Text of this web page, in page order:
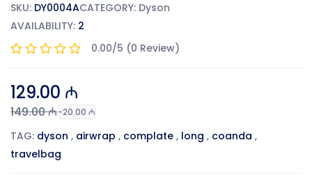
SKU: DY0004ACATEGORY: Dyson
AVAILABILITY: 2
0.00/5 (0 Review)
129.00 ₼
149.00 ₼-20.00 ₼
TAG: dyson , airwrap , complate , long , coanda ,
travelbag